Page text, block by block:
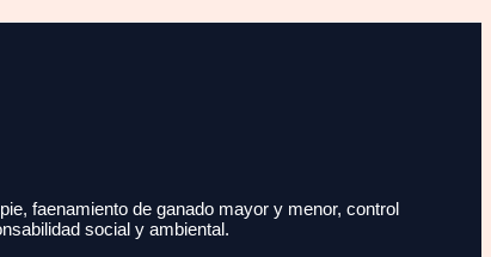
faenamiento de ganado mayor y menor, control
social y ambiental.